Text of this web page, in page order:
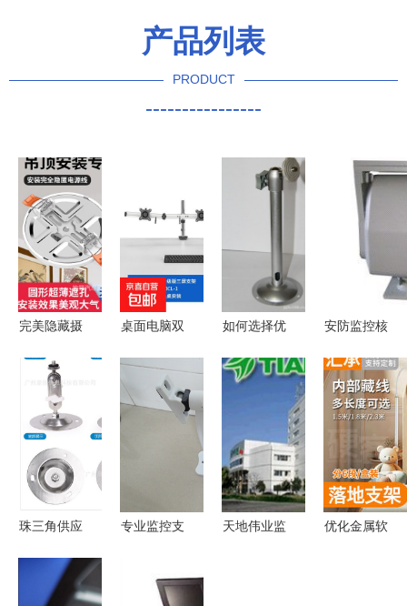
产品列表
PRODUCT
----------------
完美隐藏摄
神器 gjxbp
摄像头天花
板填孔器支
架详解
桌面电脑双
架机械臂监
控操作台三
如何选择优
器支架？铁
解读
安防监控核
析 从智能
红外球到各
类支架的综
合指南
珠三角供应
支架 手扭
专业监控支
揭阳市榕城
天地伟业监
优化金属软